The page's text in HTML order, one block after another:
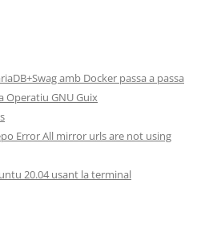
amb Docker passa a passa
Operatiu GNU Guix
Error All mirror urls are not using
20.04 usant la terminal